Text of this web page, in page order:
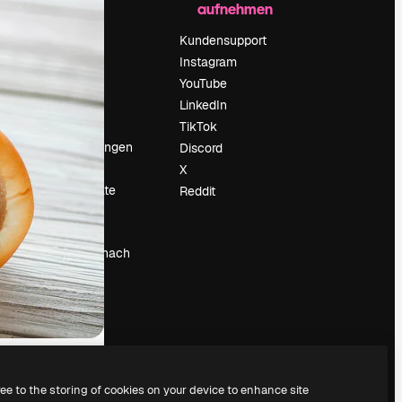
Suchtrends
Veranstaltungen
Slidesgo
Deine Inhalte
verkaufen
Pressesaal
Suchst du nach
magnific.ai
aufnehmen
Kundensupport
Instagram
YouTube
LinkedIn
TikTok
Discord
X
Reddit
to the storing of cookies on your device to enhance site